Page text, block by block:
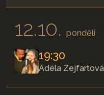
12.10.pondělí
19:30
Adéla